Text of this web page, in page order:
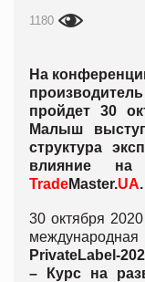
1180
На
пройдет 30
Малыш
структура
влияние на
TradeMaster.UA.
30 октября
PrivateLabel-
– Курс на